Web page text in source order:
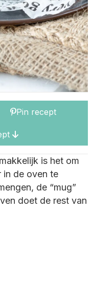
Pin recept
is het om
in de oven te
de “mug”
doet de rest van